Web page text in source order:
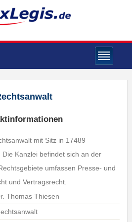
mit Sitz in 17489
Kanzlei befindet sich an der
umfassen Presse- und
und Vertragsrecht.
Thomas Thiesen